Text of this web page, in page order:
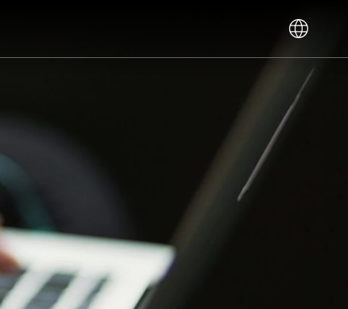
IT(Italien)
Français
Deutsch
(Allemand